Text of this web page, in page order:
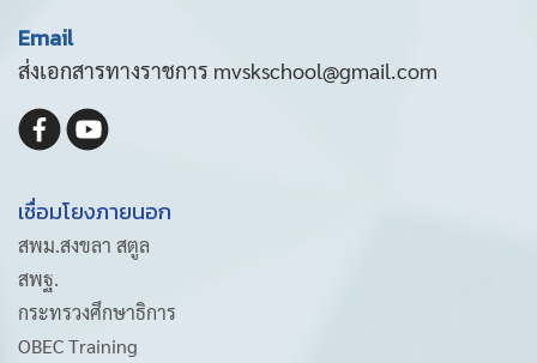
Email
ส่งเอกสารทางราชการ mvskschool@gmail.com
เชื่อมโยงภายนอก
สพม.สงขลา สตูล
สพฐ.
กระทรวงศึกษาธิการ
OBEC Training